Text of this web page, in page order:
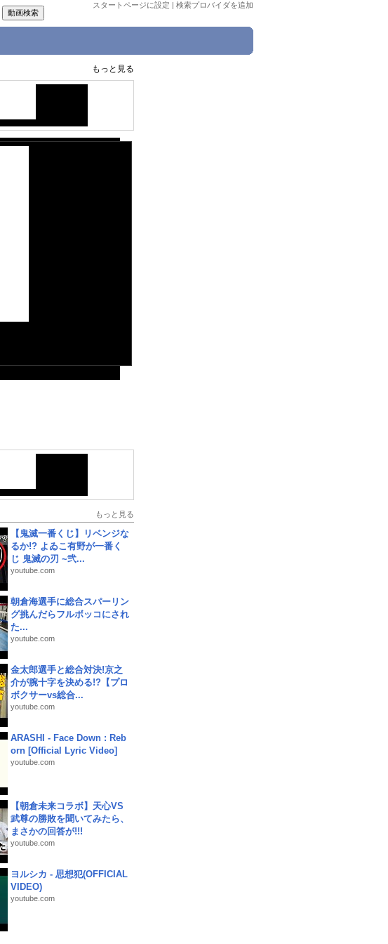
スタートページに設定 | 検索プロバイダを追加
もっと見る
もっと見る
【鬼滅一番くじ】リベンジな
るか!? よゐこ有野が一番く
じ 鬼滅の刃 ~弐...
youtube.com
朝倉海選手に総合スパーリン
グ挑んだらフルボッコにされ
た...
youtube.com
金太郎選手と総合対決!京之
介が腕十字を決める!?【プロ
ボクサーvs総合...
youtube.com
ARASHI - Face Down : Reb
orn [Official Lyric Video]
youtube.com
【朝倉未来コラボ】天心VS
武尊の勝敗を聞いてみたら、
まさかの回答が!!!
youtube.com
ヨルシカ - 思想犯(OFFICIAL
VIDEO)
youtube.com